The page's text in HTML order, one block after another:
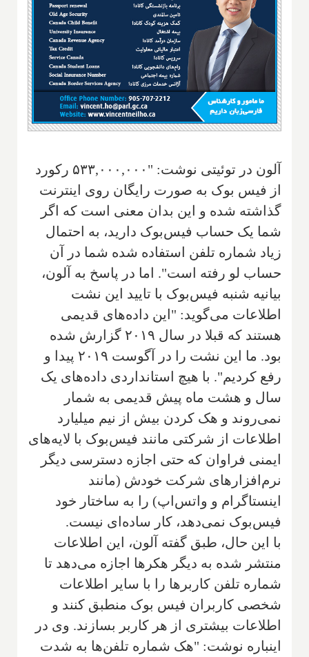
آلون در توئیتی نوشت: "۵۳۳,۰۰۰,۰۰۰ ركورد
از فیس بوک به صورت رایگان روی اینترنت
گذاشته شده و این بدان معنی است که اگر
شما یک حساب فیس‌بوک دارید، به احتمال
زیاد شماره تلفن استفاده شده شما در آن
حساب لو رفته است". اما در پاسخ به آلون،
بیانیه شنبه فیس‌بوک با تایید این نشت
اطلاعات می‌گوید: "این داده‌های قدیمی
هستند که قبلا در سال ۲۰۱۹ گزارش شده
بود. ما این نشت را در آگوست ۲۰۱۹ پیدا و
رفع کردیم". با هیچ استانداردی داده‌های یک
سال و هشت ماه پیش قدیمی به شمار
نمی‌روند و هک کردن بیش از نیم میلیارد
اطلاعات از شرکتی مانند فیس‌بوک با لایه‌های
ایمنی فراوان که حتی اجازه دسترسی دیگر
نرم‌افزارهای شرکت خودش (مانند
اینستاگرام و واتس‌اپ) را به ساختار خود
فیس‌بوک نمی‌دهد، کار ساده‌ای نیست.
با این حال، طبق گفته آلون، این اطلاعات
منتشر شده به دیگر هکرها اجازه می‌دهد تا
شماره تلفن کاربرها را با سایر اطلاعات
شخصی کاربران فیس بوک منطبق کنند و
اطلاعات بیشتری از هر کاربر بسازند. وی در
اینباره نوشت: "هک شماره تلفن‌ها به شدت